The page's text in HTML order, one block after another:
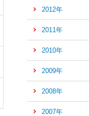
2012年
2011年
2010年
2009年
2008年
2007年